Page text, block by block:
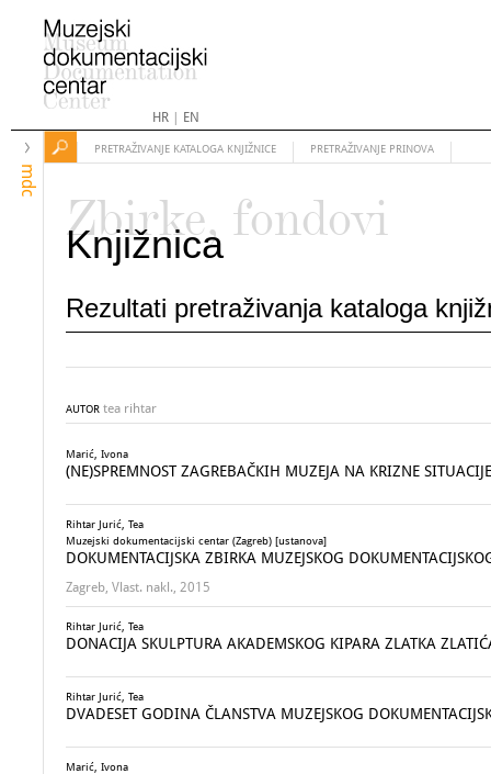
HR| EN
mdc
PRETRAŽIVANJE KATALOGA KNJIŽNICE PRETRAŽIVANJE PRINOVA
Zbirke, fondovi
Knjižnica
Rezultati pretraživanja kataloga
AUTOR tea rihtar
Marić, Ivona
(NE)SPREMNOST ZAGREBAČKIH MUZEJA NA KRIZNE SITUACIJE
Rihtar Jurić, Tea
Muzejski dokumentacijski centar (Zagreb) [ustanova]
DOKUMENTACIJSKA ZBIRKA MUZEJSKOG
Zagreb, Vlast. nakl., 2015
Rihtar Jurić, Tea
DONACIJA SKULPTURA AKADEMSKOG KIPARA ZLATKA
Rihtar Jurić, Tea
DVADESET GODINA ČLANSTVA MUZEJSKOG
Marić, Ivona